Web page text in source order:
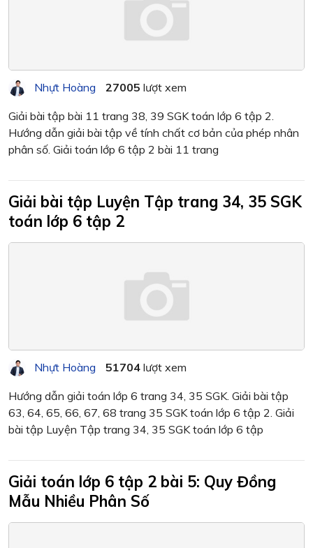
Nhựt Hoàng 27005 lượt xem
Giải bài tập bài 11 trang 38, 39 SGK toán lớp 6 tập 2.
Hướng dẫn giải bài tập về tính chất cơ bản của phép nhân
phân số. Giải toán lớp 6 tập 2 bài 11 trang
Giải bài tập Luyện Tập trang 34, 35 SGK
toán lớp 6 tập 2
Nhựt Hoàng 51704 lượt xem
Hướng dẫn giải toán lớp 6 trang 34, 35 SGK. Giải bài tập
63, 64, 65, 66, 67, 68 trang 35 SGK toán lớp 6 tập 2. Giải
bài tập Luyện Tập trang 34, 35 SGK toán lớp 6 tập
Giải toán lớp 6 tập 2 bài 5: Quy Đồng
Mẫu Nhiều Phân Số